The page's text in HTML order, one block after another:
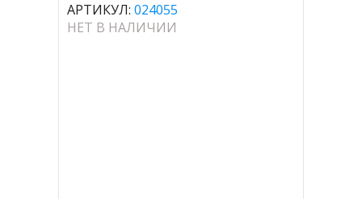
АРТИКУЛ: 024055
НЕТ В НАЛИЧИИ